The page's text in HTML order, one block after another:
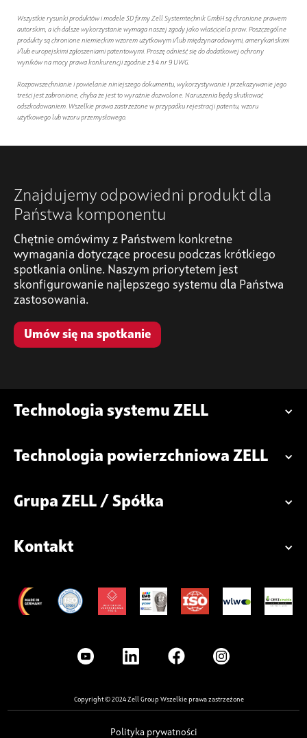
Wszystkie rysunki produktów i modele 3D firmy Zell Systemtechnik GmbH są chronione prawem
autorskim, a ich dalsze wykorzystanie wymaga naszej zgody jako właściciela praw. Poszczególne
produkty są chronione niemieckim wzorem użytkowym i/lub międzynarodowymi, amerykańskimi
i/lub europejskimi zgłoszeniami patentowymi. Proszę odnieść się do dodatkowej ochrony
wyników na mocy prawa konkurencji zgodnie z § 4 nr 9 UWG.
Rozpowszechnianie i powielanie niniejszego dokumentu, wykorzystywanie i przekazywanie jego
treści jest zabronione, chyba że jest to wyraźnie dozwolone. Naruszenia będą skutkować
odszkodowaniem. Wszelkie prawa zastrzeżone w przypadku rejestracji patentu, wzoru
użytkowego lub wzoru przemysłowego.
Znajdujemy odpowiedni produkt dla
Państwa komponentu
Chętnie omówimy z Państwem konkretne
wymagania dotyczące procesu podczas krótkiego
spotkania online. Naszym priorytetem jest
skonfigurowanie najlepszego systemu dla Państwa
zastosowania.
Umów się na spotkanie
Technologia systemu ZELL
Technologia powierzchniowa ZELL
Grupa ZELL / Spółka
Kontakt
Copyright © 2024 Zell Group Wszelkie prawa zastrzeżone
Polityka prywatności